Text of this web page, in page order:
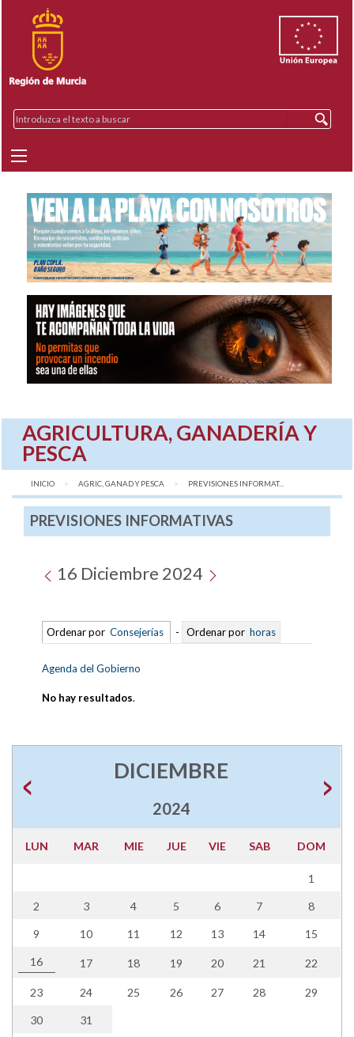
AGRICULTURA, GANADERÍA Y
PESCA
INICIO AGRIC, GANAD Y PESCA AQUÍ:
PREVISIONES INFORMAT...
PREVISIONES INFORMATIVAS
16 Diciembre 2024
Ordenar por Consejerías - Ordenar por horas
Agenda del Gobierno
No hay resultados.
DICIEMBRE
2024
LUN MAR MIE JUE VIE SAB DOM
1
2 3 4 5 6 7 8
9 10 11 12 13 14 15
16 17 18 19 20 21 22
23 24 25 26 27 28 29
30 31